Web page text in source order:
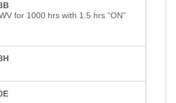
for 1000 hrs with 1.5 hrs “ON”